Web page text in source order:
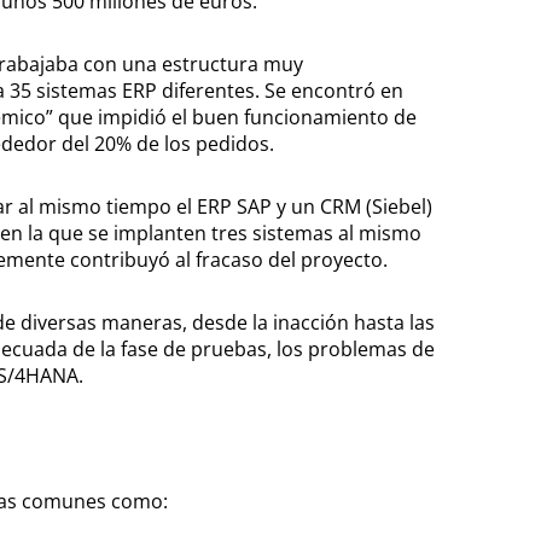
con una estructura muy
sistemas ERP diferentes. Se encontró en
que impidió el buen funcionamiento de
del 20% de los pedidos.
mismo tiempo el ERP SAP y un CRM (Siebel)
la que se implanten tres sistemas al mismo
contribuyó al fracaso del proyecto.
diversas maneras, desde la inacción hasta las
de la fase de pruebas, los problemas de
4HANA.
comunes como: